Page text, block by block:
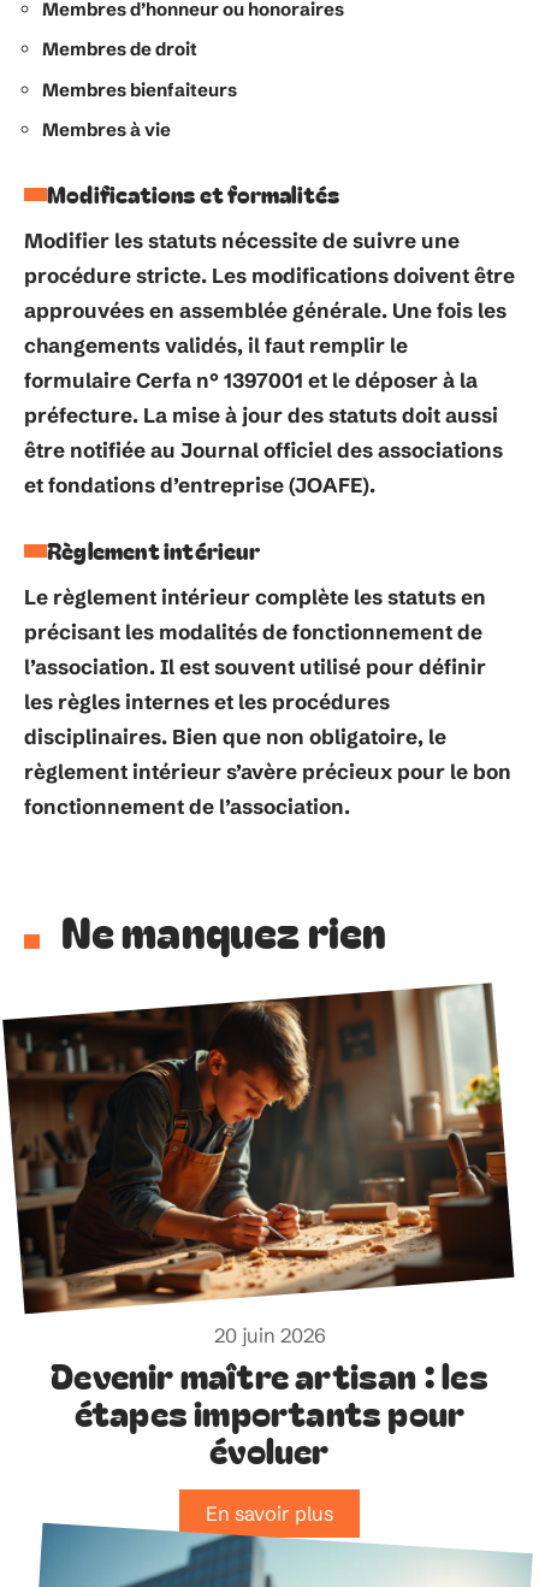
Membres d’honneur ou honoraires
Membres de droit
Membres bienfaiteurs
Membres à vie
Modifications et formalités
Modifier les statuts nécessite de suivre une
procédure stricte. Les modifications doivent être
approuvées en assemblée générale. Une fois les
changements validés, il faut remplir le
formulaire Cerfa n° 1397001 et le déposer à la
préfecture. La mise à jour des statuts doit aussi
être notifiée au Journal officiel des associations
et fondations d’entreprise (JOAFE).
Règlement intérieur
Le règlement intérieurcomplète les statuts en
précisant les modalités de fonctionnement de
l’association. Il est souvent utilisé pour définir
les règles internes et les procédures
disciplinaires. Bien que non obligatoire, le
règlement intérieur s’avère précieux pour le bon
fonctionnement de l’association.
Ne manquez rien
20 juin 2026
Devenir maître artisan : les
étapes importants pour
évoluer
En savoir plus